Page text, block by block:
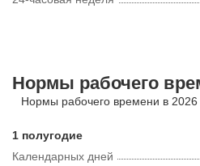
Нормы рабочего
Нормы рабочего времени в 2026
1 полугодие
Календарных дней